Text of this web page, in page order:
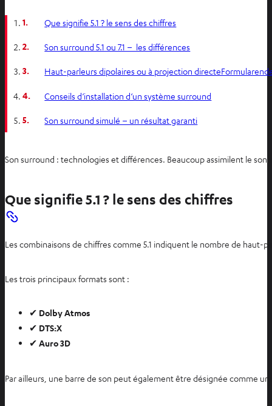
1. Que signifie 5.1 ? le sens des chiffres
2. Son surround 5.1 ou 7.1 – les différences
3. Haut-parleurs dipolaires ou à projection
4. Conseils d‘installation d‘un système surround
5. Son surround simulé – un résultat garanti
Son surround : technologies et différences. Beaucoup assimilent le
Que signifie 5.1 ? le sens des chiffres
Les combinaisons de chiffres comme 5.1 indiquent le nombre de haut-
Les trois principaux formats sont :
✔ Dolby Atmos
✔ DTS:X
✔ Auro 3D
Par ailleurs, une barre de son peut également être désignée comme